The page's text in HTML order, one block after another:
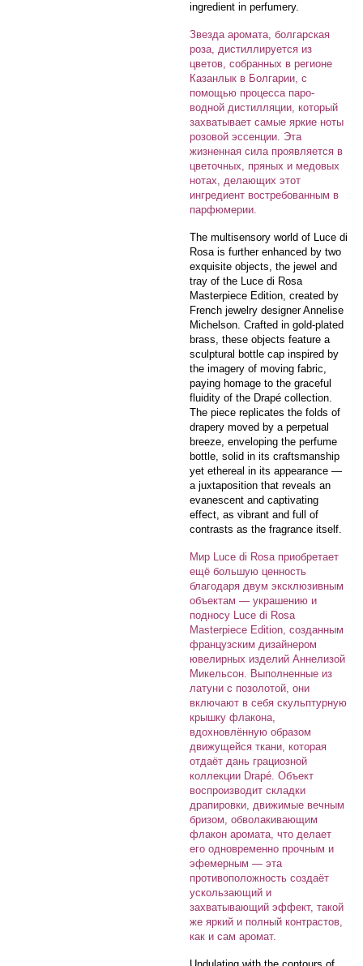
ingredient in perfumery.
Звезда аромата, болгарская
роза, дистиллируется из
цветов, собранных в регионе
Казанлык в Болгарии, с
помощью процесса паро-
водной дистилляции, который
захватывает самые яркие ноты
розовой эссенции. Эта
жизненная сила проявляется в
цветочных, пряных и медовых
нотах, делающих этот
ингредиент востребованным в
парфюмерии.
The multisensory world of Luce di
Rosa is further enhanced by two
exquisite objects, the jewel and
tray of the Luce di Rosa
Masterpiece Edition, created by
French jewelry designer Annelise
Michelson. Crafted in gold-plated
brass, these objects feature a
sculptural bottle cap inspired by
the imagery of moving fabric,
paying homage to the graceful
fluidity of the Drapé collection.
The piece replicates the folds of
drapery moved by a perpetual
breeze, enveloping the perfume
bottle, solid in its craftsmanship
yet ethereal in its appearance —
a juxtaposition that reveals an
evanescent and captivating
effect, as vibrant and full of
contrasts as the fragrance itself.
Мир Luce di Rosa приобретает
ещё большую ценность
благодаря двум эксклюзивным
объектам — украшению и
подносу Luce di Rosa
Masterpiece Edition, созданным
французским дизайнером
ювелирных изделий Аннелизой
Микельсон. Выполненные из
латуни с позолотой, они
включают в себя скульптурную
крышку флакона,
вдохновлённую образом
движущейся ткани, которая
отдаёт дань грациозной
коллекции Drapé. Объект
воспроизводит складки
драпировки, движимые вечным
бризом, обволакивающим
флакон аромата, что делает
его одновременно прочным и
эфемерным — эта
противоположность создаёт
ускользающий и
захватывающий эффект, такой
же яркий и полный контрастов,
как и сам аромат.